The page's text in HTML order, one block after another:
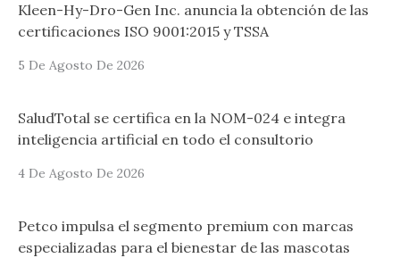
Kleen-Hy-Dro-Gen Inc. anuncia la obtención de las
certificaciones ISO 9001:2015 y TSSA
5 De Agosto De 2026
SaludTotal se certifica en la NOM-024 e integra
inteligencia artificial en todo el consultorio
4 De Agosto De 2026
Petco impulsa el segmento premium con marcas
especializadas para el bienestar de las mascotas